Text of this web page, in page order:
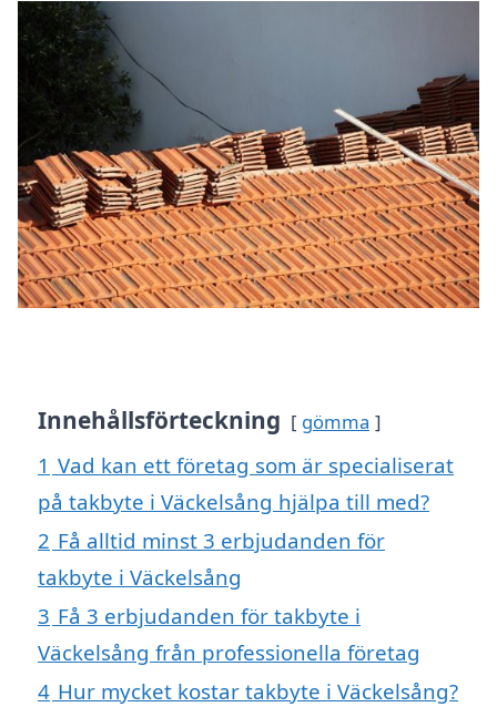
Innehållsförteckning gömma
1 Vad kan ett företag som är specialiserat
på takbyte i Väckelsång hjälpa till med?
2 Få alltid minst 3 erbjudanden för
takbyte i Väckelsång
3 Få 3 erbjudanden för takbyte i
Väckelsång från professionella företag
4 Hur mycket kostar takbyte i Väckelsång?